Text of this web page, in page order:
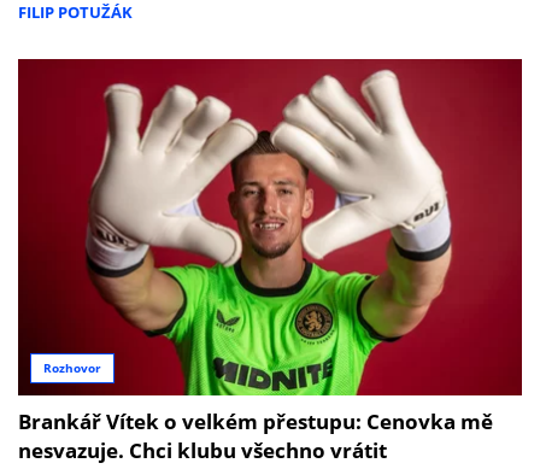
FILIP POTUŽÁK
Rozhovor
Brankář Vítek o velkém přestupu: Cenovka mě
nesvazuje. Chci klubu všechno vrátit